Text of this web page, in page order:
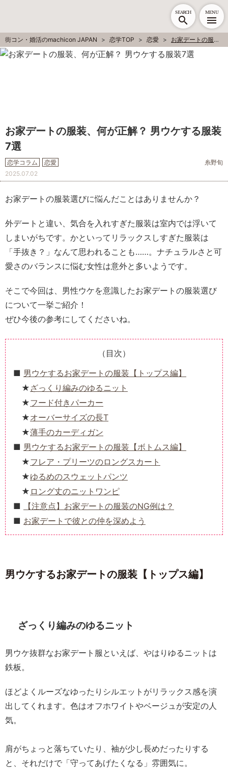
SEARCH MENU
街コン・婚活のmachicon JAPAN 恋学TOP 恋愛 お家デートの服装、何が正解？ 男ウケする服装7選
お家デートの服装、何が正解？ 男ウケする服装
7選
恋学コラム 恋愛
糸野旬
2025.07.02
お家デートの服装選びに悩んだことはありませんか？
外デートと違い、気合を入れすぎた服装は室内では浮いて
しまいがちです。かといってリラックスしすぎた服装は
「手抜き？」なんて思われることも……。ナチュラルさと可
愛さのバランスに悩む女性は意外と多いようです。
そこで今回は、男性ウケを意識したお家デートの服装選び
について一挙ご紹介！
ぜひ今後の参考にしてくださいね。
（目次）
男ウケするお家デートの服装【トップス編】
ざっくり編みのゆるニット
フード付きパーカー
オーバーサイズの長T
薄手のカーディガン
男ウケするお家デートの服装【ボトムス編】
フレア・プリーツのロングスカート
ゆるめのスウェットパンツ
ロング丈のニットワンピ
【注意点】お家デートの服装のNG例は？
お家デートで彼との仲を深めよう
男ウケするお家デートの服装【トップス編】
ざっくり編みのゆるニット
男ウケ抜群なお家デート服といえば、やはりゆるニットは
鉄板。
ほどよくルーズなゆったりシルエットがリラックス感を演
出してくれます。色はオフホワイトやベージュが安定の人
気。
肩がちょっと落ちていたり、袖が少し長めだったりする
と、それだけで「守ってあげたくなる」雰囲気に。